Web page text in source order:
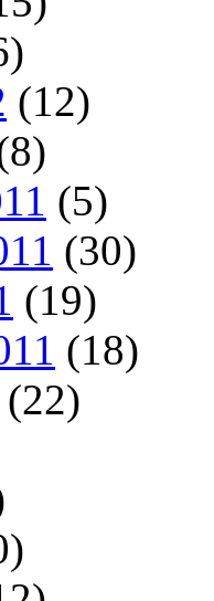
(12)
(5)
(30)
(19)
(18)
(22)